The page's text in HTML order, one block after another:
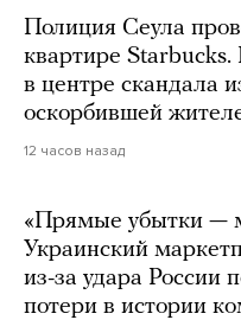
Полиция Сеула
квартире
в центре скандала
оскорбившей
12 часов назад
«Прямые убытки —
Украинский
из-за удара России
потери в истории